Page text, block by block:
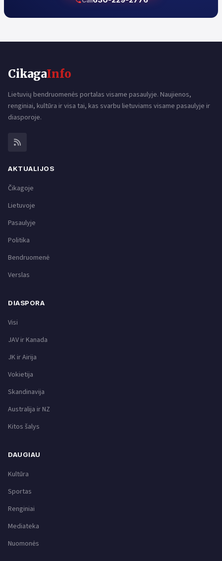
CikagaInfo
Lietuvių bendruomenės portalas visame pasaulyje. Naujienos,
renginiai, kultūra ir visa tai, kas svarbu lietuviams visame pasaulyje ir
diasporoje.
AKTUALIJOS
Čikagoje
Lietuvoje
Pasaulyje
Politika
Bendruomenė
Verslas
DIASPORA
Visi
JAV ir Kanada
JK ir Airija
Vokietija
Skandinavija
Australija ir NZ
Kitos šalys
DAUGIAU
Kultūra
Sportas
Renginiai
Mediateka
Nuomonės